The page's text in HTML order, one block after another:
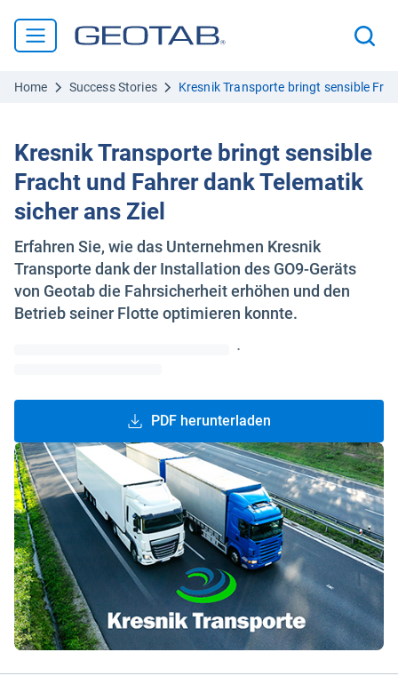
Home Success Stories Kresnik Transporte bringt sensible
Kresnik Transporte bringt sensible
Fracht und Fahrer dank Telematik
sicher ans Ziel
Erfahren Sie, wie das Unternehmen Kresnik
Transporte dank der Installation des GO9-Geräts
von Geotab die Fahrsicherheit erhöhen und den
Betrieb seiner Flotte optimieren konnte.
·
PDF herunterladen